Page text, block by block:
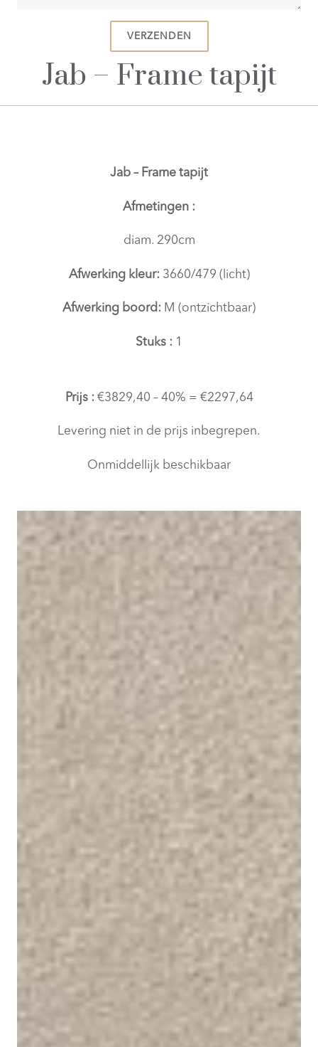
Jab – Frame tapijt
Jab – Frame tapijt
Afmetingen :
diam. 290cm
Afwerking kleur: 3660/479 (licht)
Afwerking boord: M (ontzichtbaar)
Stuks : 1
Prijs : €3829,40 – 40% = €2297,64
Levering niet in de prijs inbegrepen.
Onmiddellijk beschikbaar